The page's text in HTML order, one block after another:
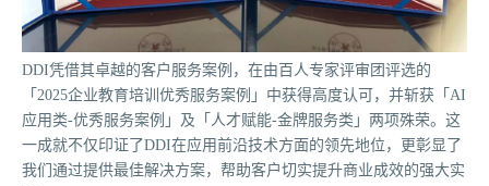
DDI凭借其卓越的客户服务案例，在由百人专家评审团评选的
「2025企业教育培训优秀服务案例」中获得高度认可，并斩获「AI
应用类-优秀服务案例」及「人才赋能-金牌服务类」两项殊荣。这
一成就不仅印证了DDI在应用前沿技术方面的领先地位，更彰显了
我们通过提供最佳解决方案，帮助客户切实提升商业成效的强大实